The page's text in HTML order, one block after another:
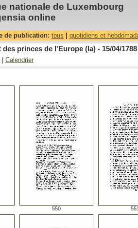
nationale de Luxembourg
online
de publication: tous quotidiens et
princes de l'Europe (la) - 15/04/1788
Calendrier
550